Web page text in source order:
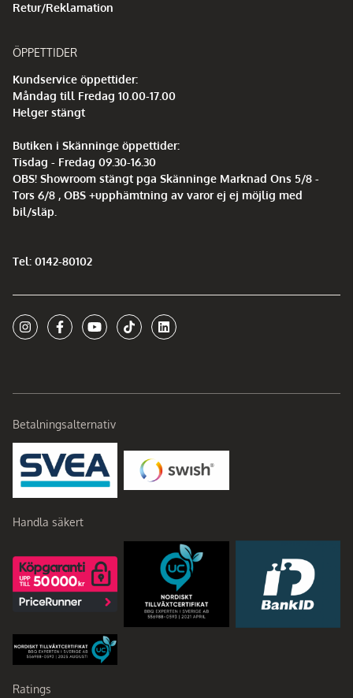
Retur/Reklamation
ÖPPETTIDER
Kundservice öppettider:
Måndag till Fredag 10.00-17.00
Helger stängt
Butiken i Skänninge öppettider:
Tisdag - Fredag 09.30-16.30
OBS! Showroom stängt pga Skänninge Marknad Ons 5/8 -
Tors 6/8 , OBS +upphämtning av varor ej ej möjlig med
bil/släp.
Tel: 0142-80102
Betalningsalternativ
Handla säkert
Ratings